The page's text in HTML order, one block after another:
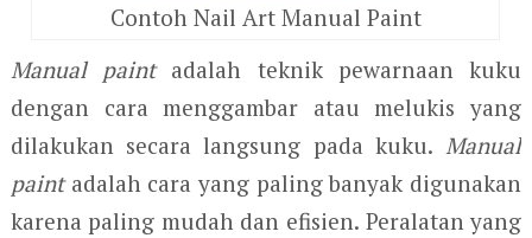
Contoh Nail Art Manual Paint
Manual paintadalah teknik pewarnaan kuku
dengan cara menggambar atau melukis yang
dilakukan secara langsung pada kuku. Manual
paintadalah cara yang paling banyak digunakan
karena paling mudah dan efisien. Peralatan yang